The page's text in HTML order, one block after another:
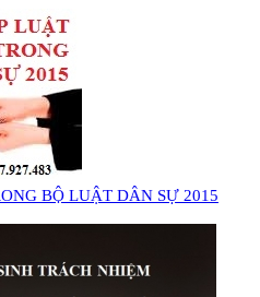
BỘ LUẬT DÂN SỰ 2015